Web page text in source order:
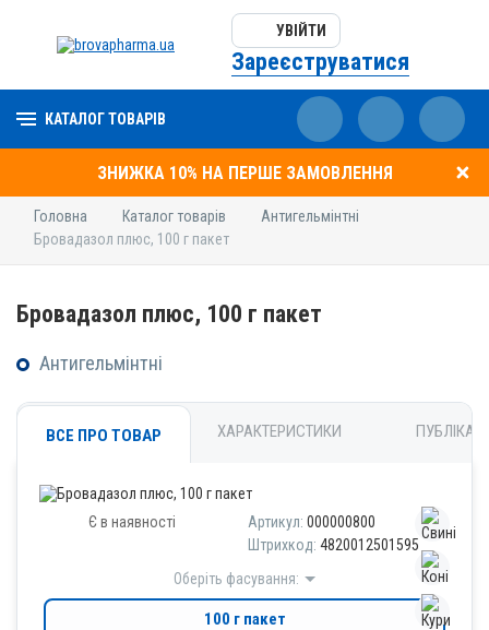
УВІЙТИ
Зареєструватися
КАТАЛОГ ТОВАРІВ
ЗНИЖКА 10% НА ПЕРШЕ ЗАМОВЛЕННЯ
Головна Каталог товарів
Антигельмінтні
Бровадазол плюс, 100 г пакет
Бровадазол плюс, 100 г пакет
Антигельмінтні
ВСЕ ПРО ТОВАР ХАРАКТЕРИСТИКИ
Є в наявності Артикул: 000000800
Штрихкод: 4820012501595
Оберіть фасування:
100 г пакет